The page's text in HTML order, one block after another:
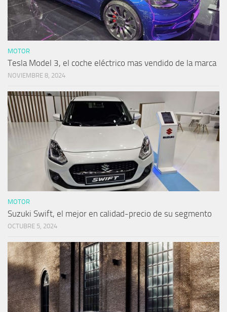
MOTOR
Tesla Model 3, el coche eléctrico mas vendido de la marca
NOVIEMBRE 8, 2024
MOTOR
Suzuki Swift, el mejor en calidad-precio de su segmento
OCTUBRE 5, 2024